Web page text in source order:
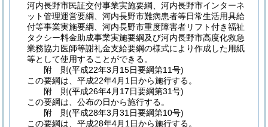
河内長野市民証交付事業実施要綱、河内長野市インターネ
ット管理運営要綱、河内長野市難病患者等日常生活用具給
付等事業実施要綱、河内長野市重度障害者リフト付き福祉
タクシー料金助成事業実施要綱及び河内長野市高度化救急
業務協力医師等謝礼金支給要綱の様式により作成した用紙
等として使用することができる。
附 則(平成22年3月15日要綱第11号)
この要綱は、平成22年4月1日から施行する。
附 則(平成26年4月17日要綱第31号)
この要綱は、公布の日から施行する。
附 則(平成28年3月31日要綱第10号)
この要綱は、平成28年4月1日から施行する。